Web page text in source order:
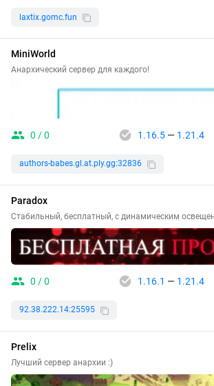
laxtix.gomc.fun
MiniWorld
Анархический сервер для каждого!
0 / 0 1.16.5— 1.21.4
authors-babes.gl.at.ply.gg:32836
Paradox
Стабильный, бесплатный, с динамическим
0 / 0 1.16.1 — 1.21.4
92.38.222.14:25595
Prelix
Лучший сервер анархии :)